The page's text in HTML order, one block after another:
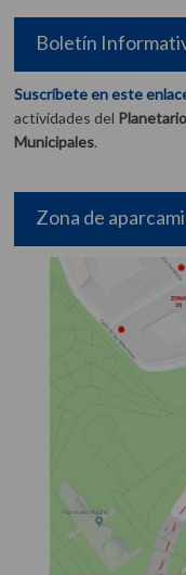
Boletín
Suscríbete en este
actividades del
Municipales.
Zona de